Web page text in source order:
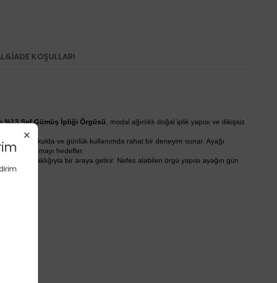
KOŞULLARI
Saf Gümüş İpliği Örgüsü , modal ağırlıklı doğal iplik yapısı ve dikişsiz
okulda ve günlük kullanımda rahat bir deneyim sunar. Ayağı
hissi sunmayı hedefler.
yumuşaklığıyla bir araya getirir. Nefes alabilen örgü yapısı ayağın gün
×